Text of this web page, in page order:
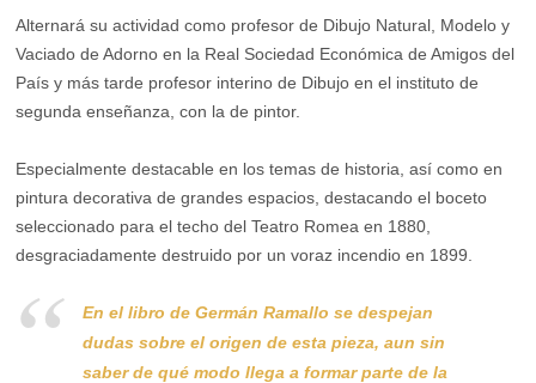
Alternará su actividad como profesor de Dibujo Natural, Modelo y
Vaciado de Adorno en la Real Sociedad Económica de Amigos del
País y más tarde profesor interino de Dibujo en el instituto de
segunda enseñanza, con la de pintor.
Especialmente destacable en los temas de historia, así como en
pintura decorativa de grandes espacios, destacando el boceto
seleccionado para el techo del Teatro Romea en 1880,
desgraciadamente destruido por un voraz incendio en 1899.
En el libro de Germán Ramallo se despejan
dudas sobre el origen de esta pieza, aun sin
saber de qué modo llega a formar parte de la